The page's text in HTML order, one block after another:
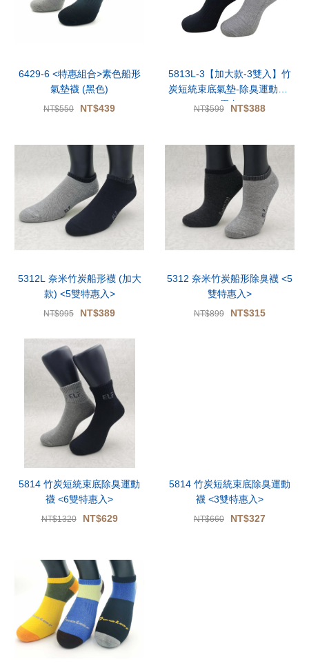
6429-6 <特惠組合>素色船形
氣墊襪 (黑色)
NT$550 NT$439
5813L-3【加大款-3雙入】竹
炭短統束底氣墊-除臭運動襪-
黑色
NT$599 NT$388
5312L 奈米竹炭船形襪 (加大
款) <5雙特惠入>
NT$995 NT$389
5312 奈米竹炭船形除臭襪 <5
雙特惠入>
NT$899 NT$315
5814 竹炭短統束底除臭運動
襪 <6雙特惠入>
NT$1320 NT$629
5814 竹炭短統束底除臭運動
襪 <3雙特惠入>
NT$660 NT$327